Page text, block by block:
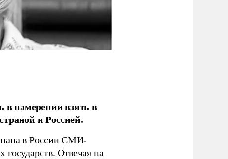
в намерении взять в
и Россией.
в России СМИ-
государств. Отвечая на